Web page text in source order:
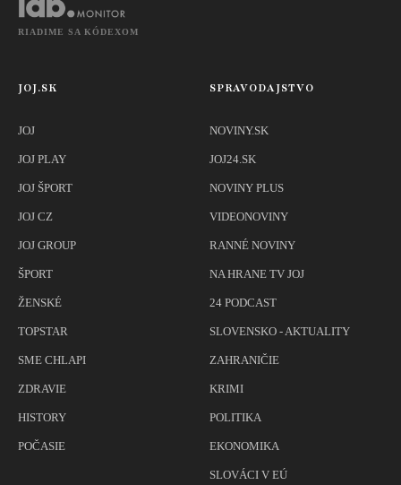
RIADIME SA KÓDEXOM
JOJ.SK
JOJ
JOJ PLAY
JOJ ŠPORT
JOJ CZ
JOJ GROUP
ŠPORT
ŽENSKÉ
TOPSTAR
SME CHLAPI
ZDRAVIE
HISTORY
POČASIE
SPRAVODAJSTVO
NOVINY.SK
JOJ24.SK
NOVINY PLUS
VIDEONOVINY
RANNÉ NOVINY
NA HRANE TV JOJ
24 PODCAST
SLOVENSKO - AKTUALITY
ZAHRANIČIE
KRIMI
POLITIKA
EKONOMIKA
SLOVÁCI V EÚ